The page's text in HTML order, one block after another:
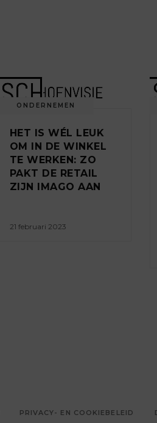
ONDERNEMEN
HET IS WÉL LEUK
OM IN DE WINKEL
TE WERKEN: ZO
PAKT DE RETAIL
ZIJN IMAGO AAN
21 februari 2023
PRIVACY- EN COOKIEBELEID